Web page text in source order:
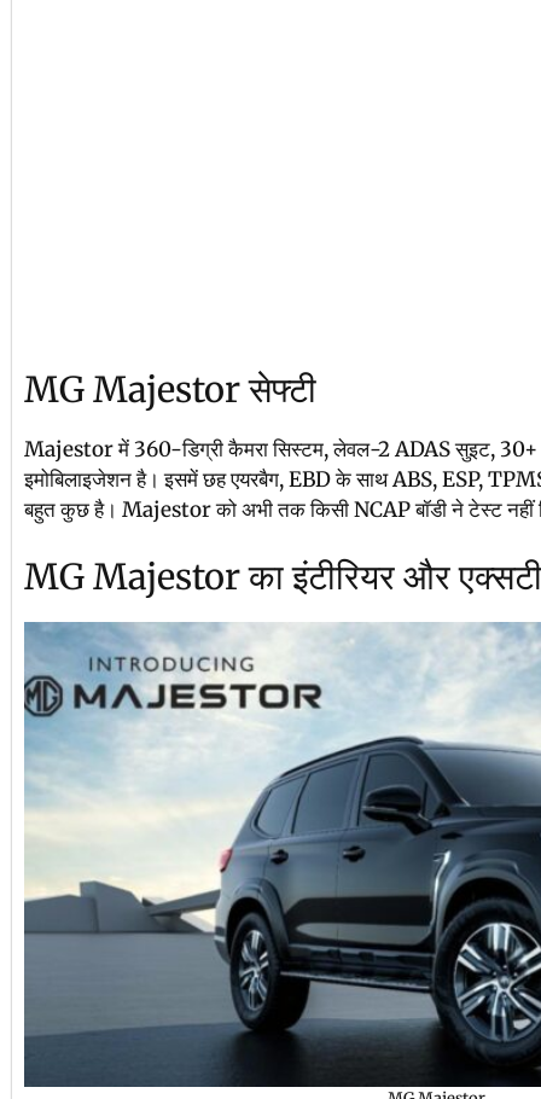
MG Majestor सेफ्टी
Majestor में 360-डिग्री कैमरा सिस्टम, लेवल-2 ADAS सुइट, 30+
इमोबिलाइजेशन है। इसमें छह एयरबैग, EBD के साथ ABS, ESP,
बहुत कुछ है। Majestor को अभी तक किसी NCAP बॉडी ने टेस्ट नहीं
MG Majestor का इंटीरियर और